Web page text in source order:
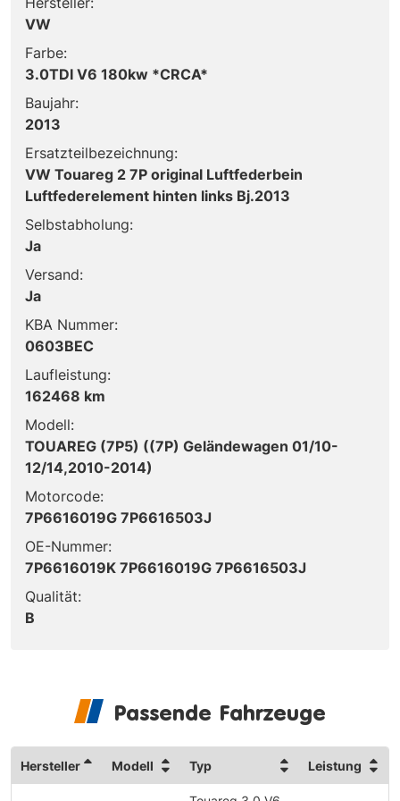
VW
Farbe:
3.0TDI V6 180kw *CRCA*
Baujahr:
2013
Ersatzteilbezeichnung:
VW Touareg 2 7P original Luftfederbein
Luftfederelement hinten links Bj.2013
Selbstabholung:
Ja
Versand:
Ja
KBA Nummer:
0603BEC
Laufleistung:
162468 km
Modell:
TOUAREG (7P5) ((7P) Geländewagen 01/10-
12/14,2010-2014)
Motorcode:
7P6616019G 7P6616503J
OE-Nummer:
7P6616019K 7P6616019G 7P6616503J
Qualität:
B
Passende Fahrzeuge
Hersteller Modell Typ Leistung